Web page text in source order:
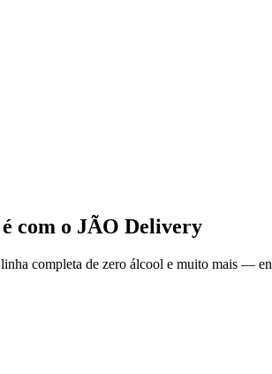
é com o JÃO Delivery
completa de zero álcool e muito mais —